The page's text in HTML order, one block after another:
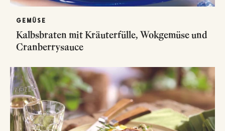
GEMÜSE
Kalbsbraten mit Kräuterfülle, Wokgemüse und
Cranberrysauce